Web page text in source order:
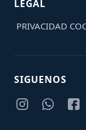
LEGAL
PRIVACIDAD
SIGUENOS